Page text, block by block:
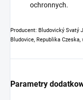
ochronnych.
Producent: Bludovický Svatý
Bludovice, Republika Czeska,
Parametry